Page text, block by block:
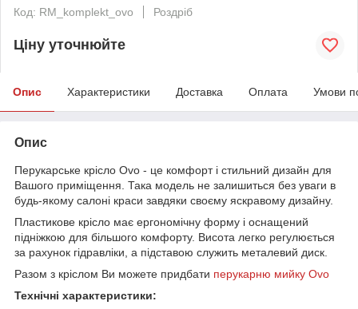
Код: RM_komplekt_ovo
Роздріб
Ціну уточнюйте
Опис Характеристики Доставка Оплата Умови
Опис
Перукарське крісло Ovo - це комфорт і стильний дизайн для
Вашого приміщення. Така модель не залишиться без уваги в
будь-якому салоні краси завдяки своєму яскравому дизайну.
Пластикове крісло має ергономічну форму і оснащений
підніжкою для більшого комфорту. Висота легко регулюється
за рахунок гідравліки, а підставою служить металевий диск.
Разом з кріслом Ви можете придбати перукарню мийку Ovo
Технічні характеристики: